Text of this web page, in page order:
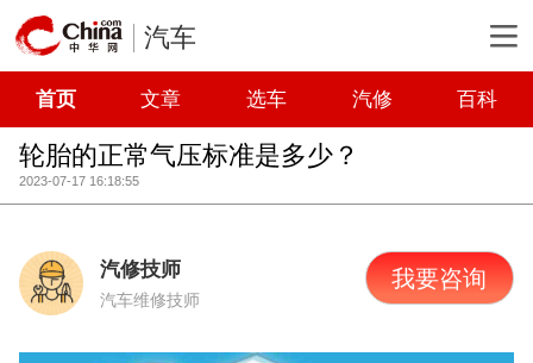
汽车
首页 文章 选车 汽修 百科
轮胎的正常气压标准是多少？
2023-07-17 16:18:55
汽修技师
汽车维修技师
我要咨询